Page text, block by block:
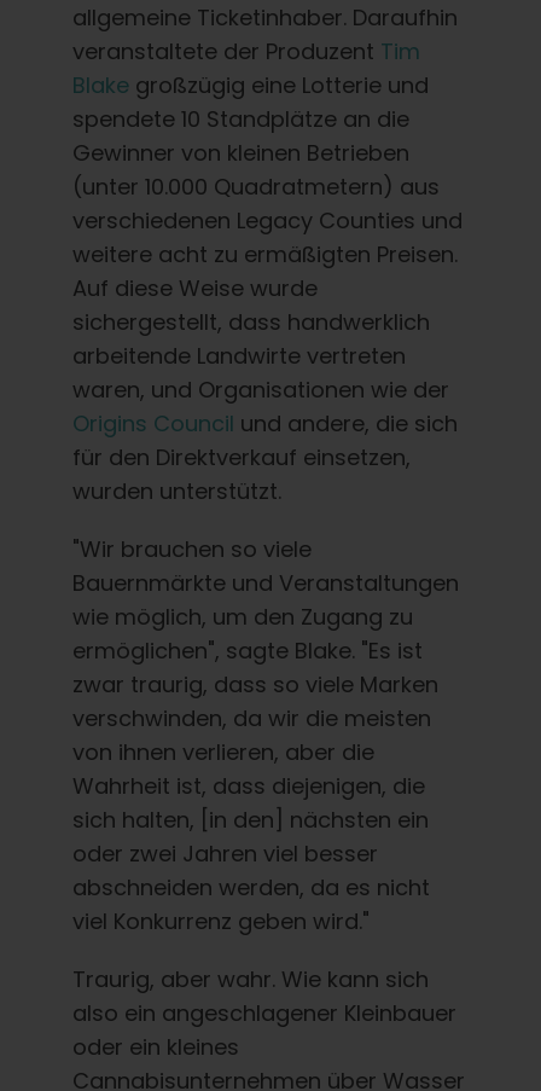
allgemeine Ticketinhaber. Daraufhin
veranstaltete der Produzent Tim
Blake großzügig eine Lotterie und
spendete 10 Standplätze an die
Gewinner von kleinen Betrieben
(unter 10.000 Quadratmetern) aus
verschiedenen Legacy Counties und
weitere acht zu ermäßigten Preisen.
Auf diese Weise wurde
sichergestellt, dass handwerklich
arbeitende Landwirte vertreten
waren, und Organisationen wie der
Origins Council und andere, die sich
für den Direktverkauf einsetzen,
wurden unterstützt.
"Wir brauchen so viele
Bauernmärkte und Veranstaltungen
wie möglich, um den Zugang zu
ermöglichen", sagte Blake. "Es ist
zwar traurig, dass so viele Marken
verschwinden, da wir die meisten
von ihnen verlieren, aber die
Wahrheit ist, dass diejenigen, die
sich halten, [in den] nächsten ein
oder zwei Jahren viel besser
abschneiden werden, da es nicht
viel Konkurrenz geben wird."
Traurig, aber wahr. Wie kann sich
also ein angeschlagener Kleinbauer
oder ein kleines
Cannabisunternehmen über Wasser